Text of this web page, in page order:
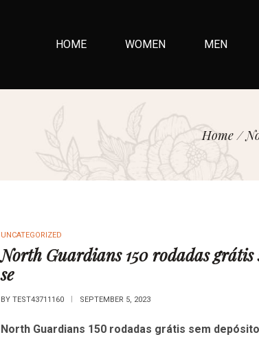
HOME WOMEN MEN
Home /
UNCATEGORIZED
North Guardians 150 rodadas
se
BY TEST43711160 SEPTEMBER 5, 2023
North Guardians 150 rodadas grátis sem depósito